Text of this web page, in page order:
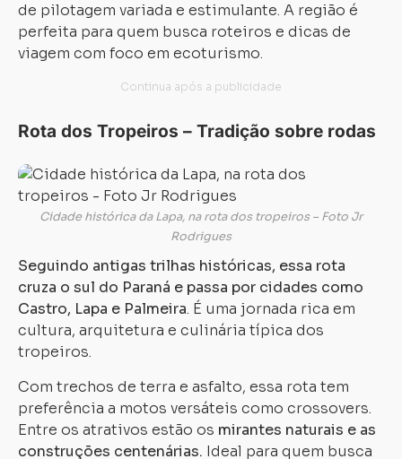
de pilotagem variada e estimulante. A região é
perfeita para quem busca roteiros e dicas de
viagem com foco em ecoturismo.
Rota dos Tropeiros – Tradição sobre rodas
Cidade histórica da Lapa, na rota dos tropeiros – Foto Jr
Rodrigues
Seguindo antigas trilhas históricas, essa rota
cruza o sul do Paraná e passa por cidades como
Castro, Lapa e Palmeira. É uma jornada rica em
cultura, arquitetura e culinária típica dos
tropeiros.
Com trechos de terra e asfalto, essa rota tem
preferência a motos versáteis como crossovers.
Entre os atrativos estão os mirantes naturais e as
construções centenárias. Ideal para quem busca
Carregando...
Carregando...